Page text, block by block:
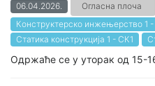
06.04.2026. Огласна плоча
Конструктерско инжењерство 1
Статика конструкција 1 - СК1
Одржаће се у уторак од 15-